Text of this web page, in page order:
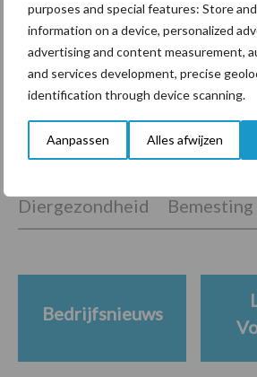
purposes and special features: Store
information on a device, personalized
advertising and content measurement,
and services development, precise
identification through device scanning.
Aanpassen Alles afwijzen
“Vraag naar
Polen groter dan
Themapagina's
Diergezondheid Bemesting
Bedrijfsnieuws